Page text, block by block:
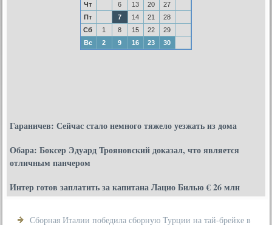
Чт
6 13 20
27
Пт
7 14 21
28
Сб
1 8 15 22
29
Вс
2 9 16 23 30
Гараничев: Сейчас стало немного тяжело уезжать из дома
Обара: Боксер Эдуард Трояновский доказал, что является
отличным панчером
Интер готов заплатить за капитана Лацио Билью € 26 млн
Сборная Италии победила сборную Турции на тай-брейке в